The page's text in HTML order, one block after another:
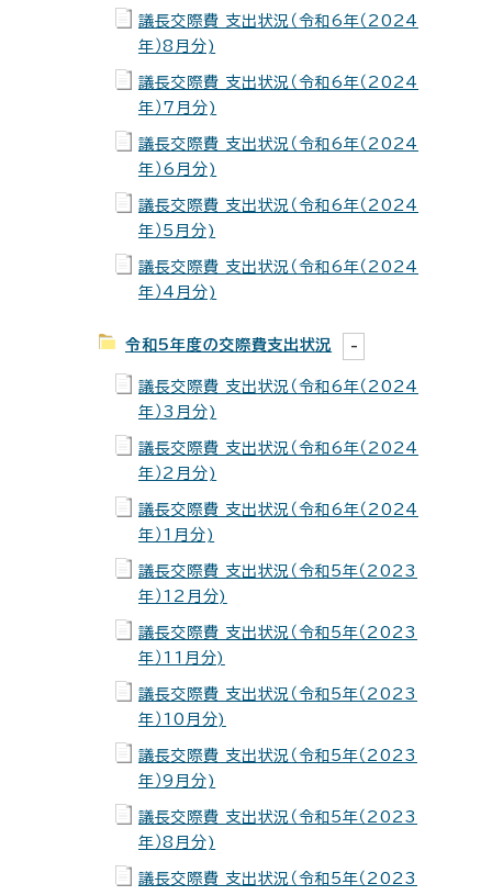
議長交際費 支出状況（令和6年（2024
年）8月分)
議長交際費 支出状況（令和6年（2024
年）7月分)
議長交際費 支出状況（令和6年（2024
年）6月分)
議長交際費 支出状況（令和6年（2024
年）5月分)
議長交際費 支出状況（令和6年（2024
年）4月分)
令和5年度の交際費支出状況
議長交際費 支出状況（令和6年（2024
年）3月分)
議長交際費 支出状況（令和6年（2024
年）2月分)
議長交際費 支出状況（令和6年（2024
年）1月分)
議長交際費 支出状況（令和5年（2023
年）12月分)
議長交際費 支出状況（令和5年（2023
年）11月分)
議長交際費 支出状況（令和5年（2023
年）10月分)
議長交際費 支出状況（令和5年（2023
年）9月分)
議長交際費 支出状況（令和5年（2023
年）8月分)
議長交際費 支出状況（令和5年（2023